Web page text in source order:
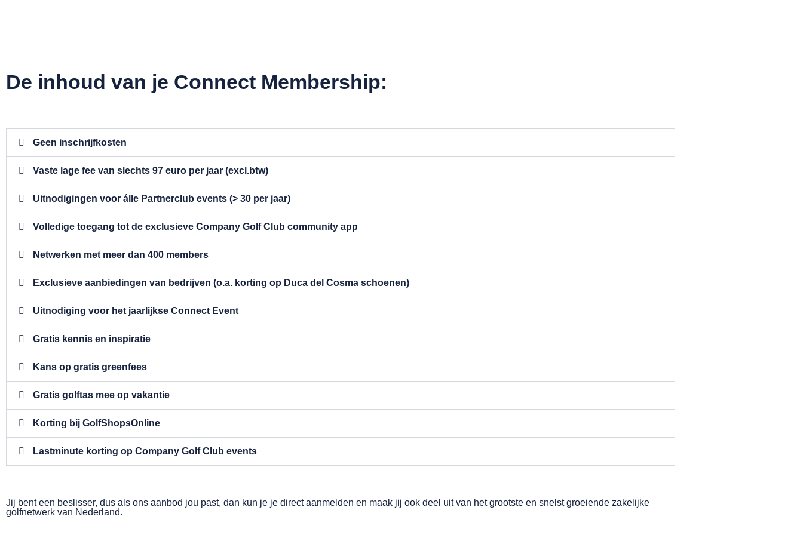
De inhoud van je Connect Membership:
Geen inschrijfkosten
Vaste lage fee van slechts 97 euro per jaar (excl.btw)
Uitnodigingen voor álle Partnerclub events (> 30 per jaar)
Volledige toegang tot de exclusieve Company Golf Club community app
Netwerken met meer dan 400 members
Exclusieve aanbiedingen van bedrijven (o.a. korting op Duca del Cosma schoenen)
Uitnodiging voor het jaarlijkse Connect Event
Gratis kennis en inspiratie
Kans op gratis greenfees
Gratis golftas mee op vakantie
Korting bij GolfShopsOnline
Lastminute korting op Company Golf Club events
Jij bent een beslisser, dus als ons aanbod jou past, dan kun je je direct aanmelden en maak jij ook deel uit van het grootste en snelst groeiende zakelijke
golfnetwerk van Nederland.